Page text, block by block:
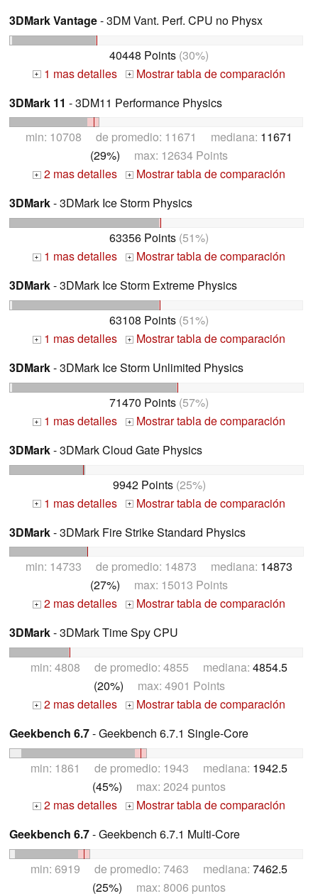
3DMark Vantage- 3DM Vant. Perf. CPU no Physx
40448 Points (30%)
+ 1 mas detalles +
Mostrar tabla de comparación
3DMark 11 - 3DM11 Performance Physics
min: 10708 de promedio: 11671 mediana: 11671
(29%) max: 12634 Points
+ 2 mas detalles +
Mostrar tabla de comparación
3DMark- 3DMark Ice Storm Physics
63356 Points (51%)
+ 1 mas detalles +
Mostrar tabla de comparación
3DMark- 3DMark Ice Storm Extreme Physics
63108 Points (51%)
+ 1 mas detalles +
Mostrar tabla de comparación
3DMark- 3DMark Ice Storm Unlimited Physics
71470 Points (57%)
+ 1 mas detalles +
Mostrar tabla de comparación
3DMark- 3DMark Cloud Gate Physics
9942 Points(25%)
+ 1 mas detalles +
Mostrar tabla de comparación
3DMark- 3DMark Fire Strike Standard Physics
min: 14733 de promedio: 14873 mediana: 14873
(27%) max: 15013 Points
+ 2 mas detalles +
Mostrar tabla de comparación
3DMark- 3DMark Time Spy CPU
min: 4808 de promedio: 4855 mediana: 4854.5
(20%) max: 4901 Points
+ 2 mas detalles +
Mostrar tabla de comparación
Geekbench 6.7- Geekbench 6.7.1 Single-Core
min: 1861 de promedio: 1943 mediana: 1942.5
(45%) max: 2024 puntos
+ 2 mas detalles +
Mostrar tabla de comparación
Geekbench 6.7- Geekbench 6.7.1 Multi-Core
min: 6919 de promedio: 7463 mediana: 7462.5
(25%) max: 8006 puntos